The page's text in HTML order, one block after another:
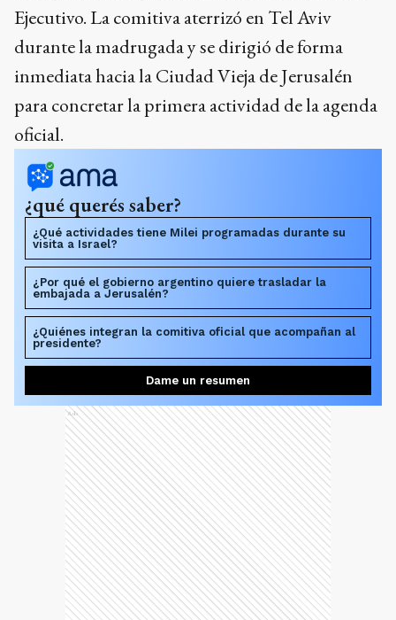
Ejecutivo. La comitiva aterrizó en Tel Aviv
durante la madrugada y se dirigió de forma
inmediata hacia la Ciudad Vieja de Jerusalén
para concretar la primera actividad de la agenda
oficial.
¿qué querés saber?
¿Qué actividades tiene Milei programadas durante su
visita a Israel?
¿Por qué el gobierno argentino quiere trasladar la
embajada a Jerusalén?
¿Quiénes integran la comitiva oficial que acompañan al
presidente?
Dame un resumen
Ads